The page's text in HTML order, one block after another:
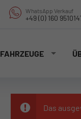
WhatsApp Verkauf
+49 (0) 160
FAHRZEUGE
Das